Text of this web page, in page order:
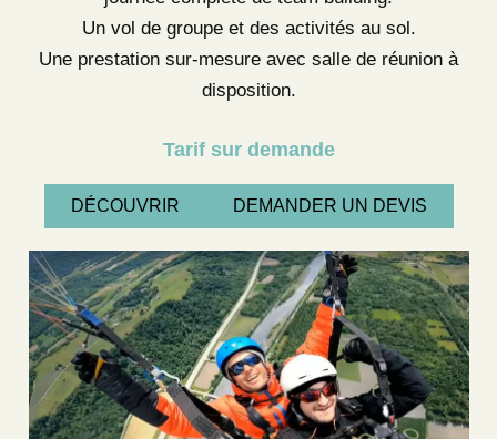
Un vol de groupe et des activités au sol.
Une prestation sur-mesure avec salle de réunion à
disposition.
Tarif sur demande
DÉCOUVRIR DEMANDER UN DEVIS